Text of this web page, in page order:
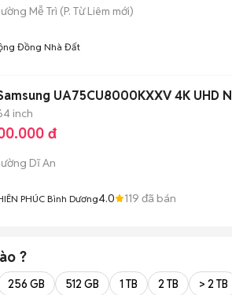
Mễ Trì (P. Từ Liêm mới)
Đồng Nhà Đất
UA75CU8000KXXV 4K UHD
inch
đ
Dĩ An
PHÚC Bình Dương4.0 119 đã bán
?
256 GB 512 GB 1 TB 2 TB > 2 TB